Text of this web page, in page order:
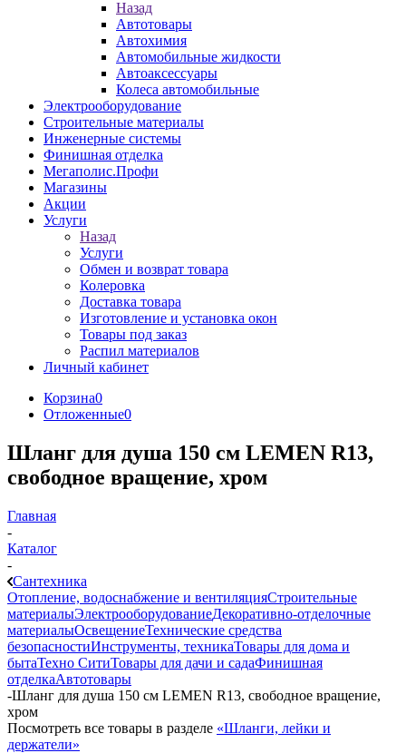
Назад
Автотовары
Автохимия
Автомобильные жидкости
Автоаксессуары
Колеса автомобильные
Электрооборудование
Строительные материалы
Инженерные системы
Финишная отделка
Мегаполис.Профи
Магазины
Акции
Услуги
Назад
Услуги
Обмен и возврат товара
Колеровка
Доставка товара
Изготовление и установка окон
Товары под заказ
Распил материалов
Личный кабинет
Корзина0
Отложенные0
Шланг для душа 150 см LEMEN R13,
свободное вращение, хром
Главная
-
Каталог
-
Сантехника
Отопление, водоснабжение и вентиляцияСтроительные
материалыЭлектрооборудованиеДекоративно-отделочные
материалыОсвещениеТехнические средства
безопасностиИнструменты, техникаТовары для дома и
бытаТехно СитиТовары для дачи и садаФинишная
отделкаАвтотовары
-Шланг для душа 150 см LEMEN R13, свободное вращение,
хром
Посмотреть все товары в разделе «Шланги, лейки и
держатели»